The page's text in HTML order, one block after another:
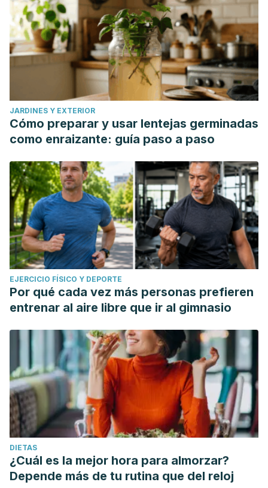
JARDINES Y EXTERIOR
Cómo preparar y usar lentejas germinadas
como enraizante: guía paso a paso
EJERCICIO FÍSICO Y DEPORTE
Por qué cada vez más personas prefieren
entrenar al aire libre que ir al gimnasio
DIETAS
¿Cuál es la mejor hora para almorzar?
Depende más de tu rutina que del reloj